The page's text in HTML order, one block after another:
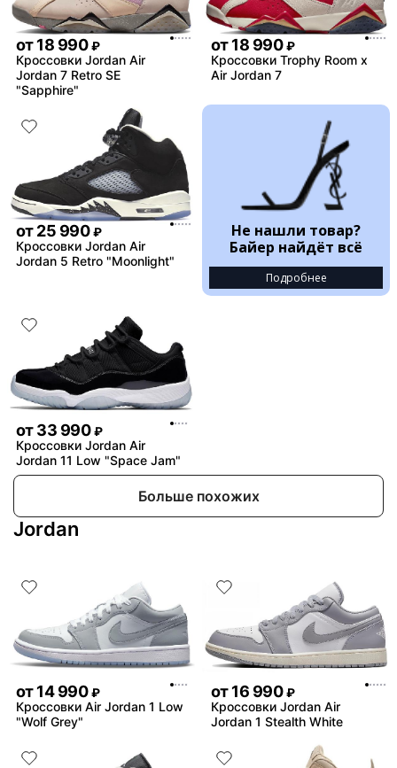
от18 990 ₽
Кроссовки Jordan Air
Jordan 7 Retro SE
"Sapphire"
от18 990 ₽
Кроссовки Trophy Room x
Air Jordan 7
от25 990 ₽
Кроссовки Jordan Air
Jordan 5 Retro "Moonlight"
Не нашли товар?
Байер найдёт всё
Подробнее
от33 990 ₽
Кроссовки Jordan Air
Jordan 11 Low "Space Jam"
Больше похожих
Jordan
от14 990 ₽
Кроссовки Air Jordan 1 Low
"Wolf Grey"
от16 990 ₽
Кроссовки Jordan Air
Jordan 1 Stealth White